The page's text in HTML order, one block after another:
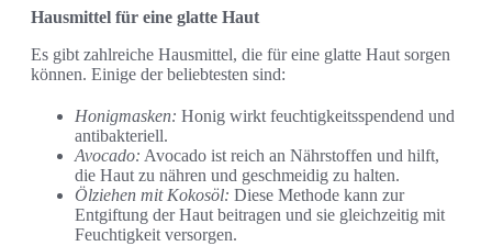
Hausmittel für eine glatte Haut
Es gibt zahlreiche Hausmittel, die für eine glatte Haut sorgen
können. Einige der beliebtesten sind:
Honigmasken: Honig wirkt feuchtigkeitsspendend und
antibakteriell.
Avocado: Avocado ist reich an Nährstoffen und hilft,
die Haut zu nähren und geschmeidig zu halten.
Ölziehen mit Kokosöl: Diese Methode kann zur
Entgiftung der Haut beitragen und sie gleichzeitig mit
Feuchtigkeit versorgen.